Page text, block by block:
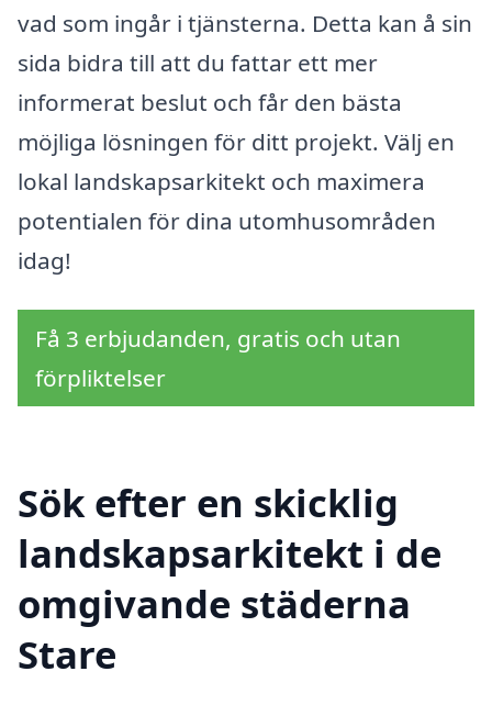
vad som ingår i tjänsterna. Detta kan å sin
sida bidra till att du fattar ett mer
informerat beslut och får den bästa
möjliga lösningen för ditt projekt. Välj en
lokal landskapsarkitekt och maximera
potentialen för dina utomhusområden
idag!
Få 3 erbjudanden, gratis och utan
förpliktelser
Sök efter en skicklig
landskapsarkitekt i de
omgivande städerna
Stare